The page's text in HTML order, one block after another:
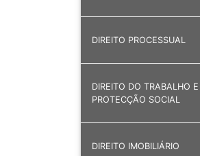
DIREITO PROCESSUAL
DIREITO DO TRABALHO E
PROTECÇÃO SOCIAL
DIREITO IMOBILIÁRIO